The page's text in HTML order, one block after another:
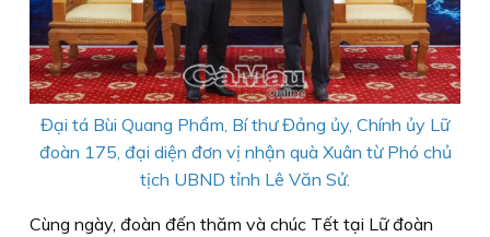
Đại tá Bùi Quang Phẩm, Bí thư Đảng ủy, Chính ủy Lữ
đoàn 175, đại diện đơn vị nhận quà Xuân từ Phó chủ
tịch UBND tỉnh Lê Văn Sử.
Cùng ngày, đoàn đến thăm và chúc Tết tại Lữ đoàn